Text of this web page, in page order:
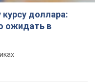
курсу доллара:
ожидать в